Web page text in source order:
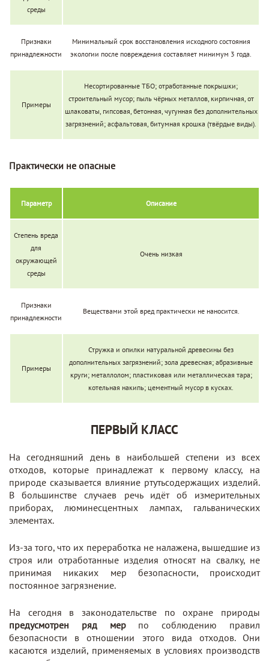
среды
Признаки
принадлежности
Минимальный срок восстановления исходного состояния
экологии после повреждения составляет минимум 3 года.
Примеры
Несортированные ТБО; отработанные покрышки;
строительный мусор; пыль чёрных металлов, кирпичная, от
шлаковаты, гипсовая, бетонная, чугунная без дополнительных
загрязнений; асфальтовая, битумная крошка (твёрдые виды).
Практически не опасные
Параметр Описание
Степень вреда
для
окружающей
среды
Очень низкая
Признаки
принадлежности
Веществами этой вред практически не наносится.
Примеры
Стружка и опилки натуральной древесины без
дополнительных загрязнений; зола древесная; абразивные
круги; металлолом; пластиковая или металлическая тара;
котельная накипь; цементный мусор в кусках.
ПЕРВЫЙ КЛАСС
На сегодняшний день в наибольшей степени из всех
отходов, которые принадлежат к первому классу, на
природе сказывается влияние ртутьсодержащих изделий.
В большинстве случаев речь идёт об измерительных
приборах, люминесцентных лампах, гальванических
элементах.
Из-за того, что их переработка не налажена, вышедшие из
строя или отработанные изделия относят на свалку, не
принимая никаких мер безопасности, происходит
постоянное загрязнение.
На сегодня в законодательстве по охране природы
предусмотрен ряд мерпо соблюдению правил
безопасности в отношении этого вида отходов. Они
касаются изделий, применяемых в условиях производств